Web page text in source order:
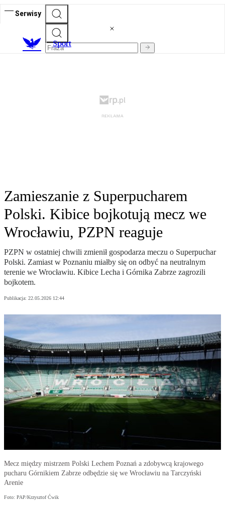
Serwisy
Sport
Zamieszanie z Superpucharem
Polski. Kibice bojkotują mecz we
Wrocławiu, PZPN reaguje
PZPN w ostatniej chwili zmienił gospodarza meczu o Superpuchar
Polski. Zamiast w Poznaniu miałby się on odbyć na neutralnym
terenie we Wrocławiu. Kibice Lecha i Górnika Zabrze zagrozili
bojkotem.
Publikacja: 22.05.2026 12:44
Mecz między mistrzem Polski Lechem Poznań a zdobywcą krajowego
pucharu Górnikiem Zabrze odbędzie się we Wrocławiu na Tarczyński
Arenie
Foto: PAP/Krzysztof Ćwik